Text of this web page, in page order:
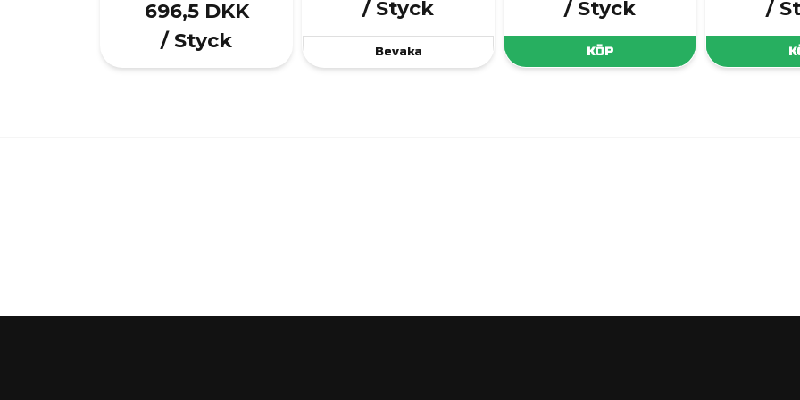
696,5 DKK
/ Styck
/ Styck
Bevaka
/ Styck
KÖP
/